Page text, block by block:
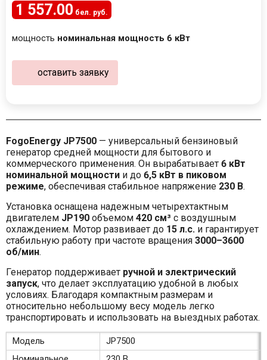
1 557.00 бел. руб.
мощность номинальная мощность 6 кВт
оставить заявку
FogoEnergy JP7500 — универсальный бензиновый
генератор средней мощности для бытового и
коммерческого применения. Он вырабатывает 6 кВт
номинальной мощности и до 6,5 кВт в пиковом
режиме, обеспечивая стабильное напряжение 230 В.
Установка оснащена надежным четырехтактным
двигателем JP190 объемом 420 см³ с воздушным
охлаждением. Мотор развивает до 15 л.с. и гарантирует
стабильную работу при частоте вращения 3000–3600
об/мин.
Генератор поддерживает ручной и электрический
запуск, что делает эксплуатацию удобной в любых
условиях. Благодаря компактным размерам и
относительно небольшому весу модель легко
транспортировать и использовать на выездных работах.
Модель
JP7500